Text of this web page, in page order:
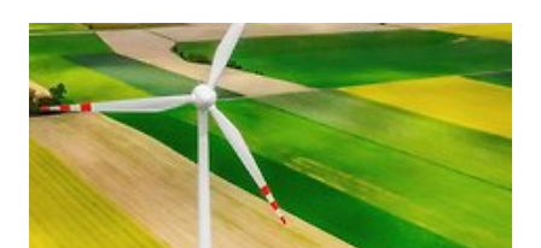
에 비해 에너지 소비와 이산화탄소 배출이 현저하게 적다. (뉴스 이어보
기)